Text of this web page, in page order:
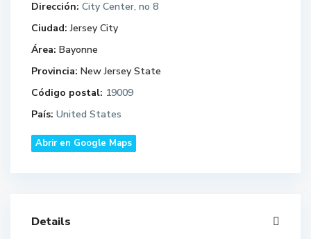
Dirección: City Center, no 8
Ciudad: Jersey City
Área: Bayonne
Provincia: New Jersey State
Código postal: 19009
País: United States
Abrir en Google Maps
Details